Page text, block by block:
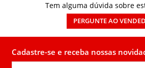
Tem alguma dúvida sobre
PERGUNTE AO
Cadastre-se e receba nossas